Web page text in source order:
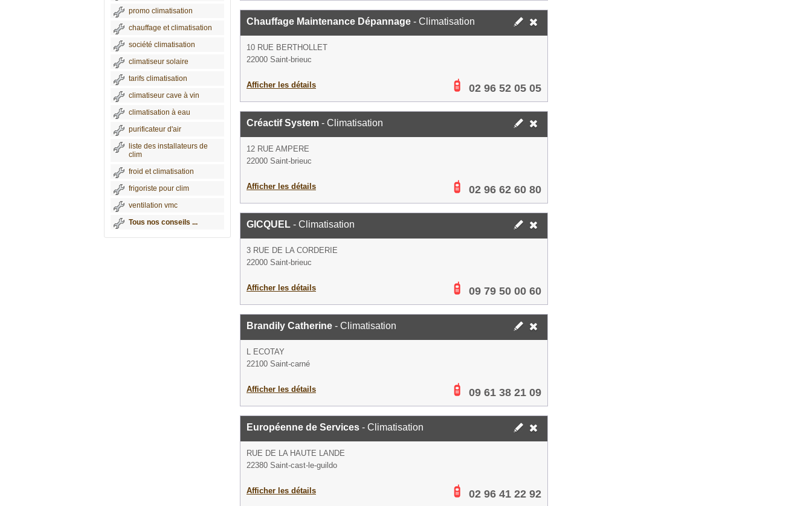
promo climatisation
chauffage et climatisation
société climatisation
climatiseur solaire
tarifs climatisation
climatiseur cave à vin
climatisation à eau
purificateur d'air
liste des installateurs de
clim
froid et climatisation
frigoriste pour clim
ventilation vmc
Tous nos conseils ...
Chauffage Maintenance Dépannage - Climatisation
10 RUE BERTHOLLET
22000 Saint-brieuc
Afficher les détails 02 96 52 05 05
Créactif System - Climatisation
12 RUE AMPERE
22000 Saint-brieuc
Afficher les détails 02 96 62 60 80
GICQUEL - Climatisation
3 RUE DE LA CORDERIE
22000 Saint-brieuc
Afficher les détails 09 79 50 00 60
Brandily Catherine - Climatisation
L ECOTAY
22100 Saint-carné
Afficher les détails 09 61 38 21 09
Européenne de Services - Climatisation
RUE DE LA HAUTE LANDE
22380 Saint-cast-le-guildo
Afficher les détails 02 96 41 22 92